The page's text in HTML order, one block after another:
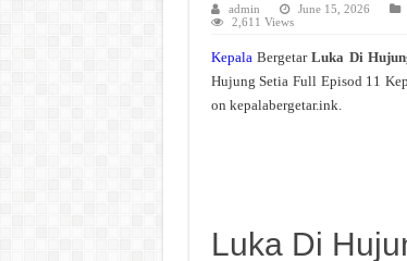
admin June 15, 2026
2,611 Views
KepalaBergetarLuka Di
Hujung Setia Full Episod 11
on kepalabergetar.ink.
Luka Di